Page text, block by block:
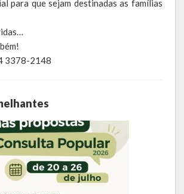
pela Secretaria de Saúde
para que sejam destinadas as famílias
3378-2148